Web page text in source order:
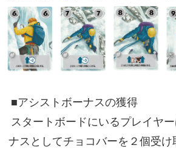
■アシストボーナスの獲得
スタートボードにいるプレイヤ
ナスとしてチョコバーを２個受け